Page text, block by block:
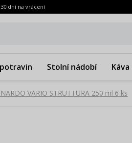
30 dní na vrácení
Stolní nádobí Káva
VARIO STRUTTURA 250 ml 6 ks